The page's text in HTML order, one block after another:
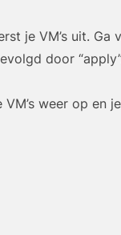
je VM’s uit.
door
VM’s weer op en